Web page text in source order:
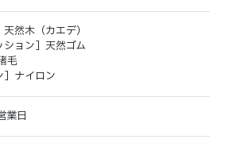
天然木（カエデ）
ション］天然ゴム
毛
］ナイロン
業日